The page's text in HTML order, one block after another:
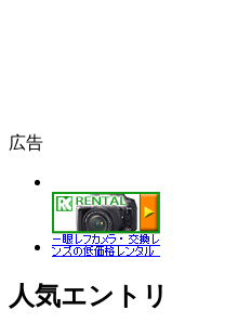
広告
人気エントリ